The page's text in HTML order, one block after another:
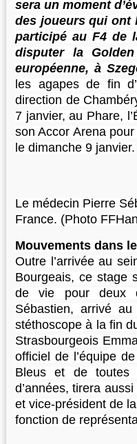
sera un moment
des joueurs qui ont
participé au F4 de
disputer la
européenne, à
les agapes de fin
direction de
7 janvier, au Phare,
son Accor Arena
le dimanche 9 janvier.
Le médecin Pierre
France. (Photo
Mouvements dans
Outre l’arrivée au
Bourgeais, ce stage
de vie pour deux
Sébastien, arrivé
stéthoscope à la fin
Strasbourgeois
officiel de l’équipe
Bleus et de toutes
d’années, tirera
et vice-président de
fonction de